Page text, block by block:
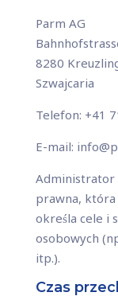
Parm AG
8280
Szwajcaria
Telefon: +41
E-mail:
Administrator
prawna,
określa cele i
osobowych
itp.).
Czas